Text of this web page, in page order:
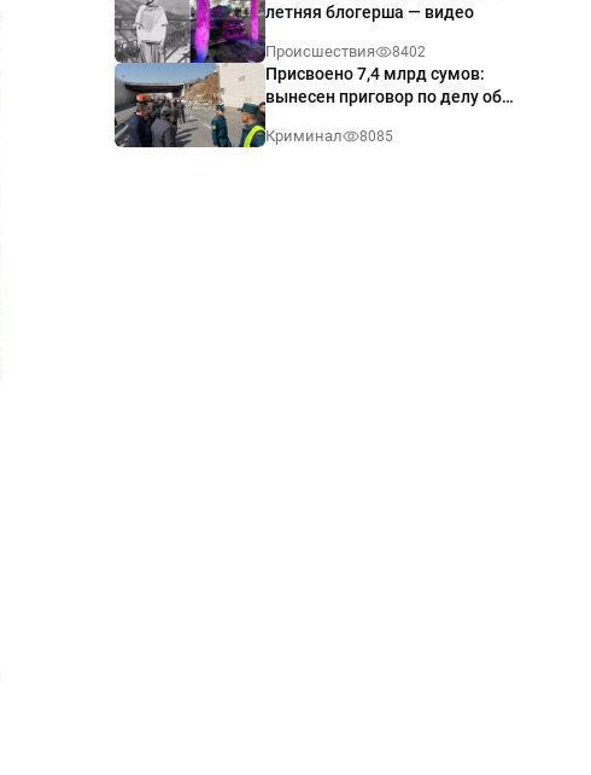
летняя блогерша — видео
Происшествия 8402
Присвоено 7,4 млрд сумов:
вынесен приговор по делу об
Ташкенте
Криминал 8085